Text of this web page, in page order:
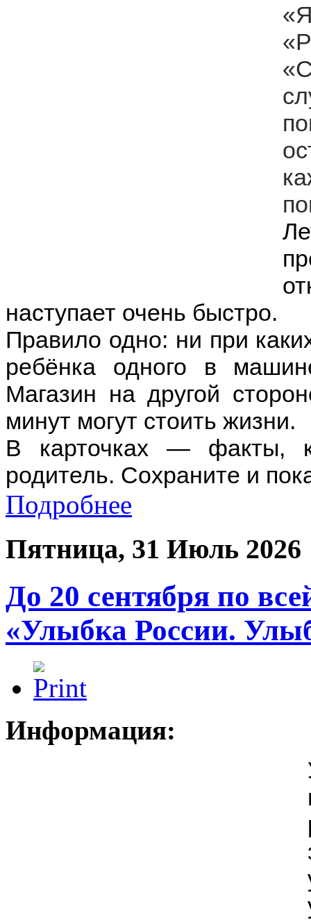
наступает очень быстро.
Правило одно: ни при
ребёнка одного в
Магазин на другой
минут могут стоить жизни.
В карточках — факты,
родитель. Сохраните и
Подробнее
Пятница, 31 Июль 2026
До 20 сентября по
«Улыбка России.
Информация: